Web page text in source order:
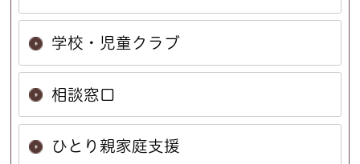
学校・児童クラブ
相談窓口
ひとり親家庭支援